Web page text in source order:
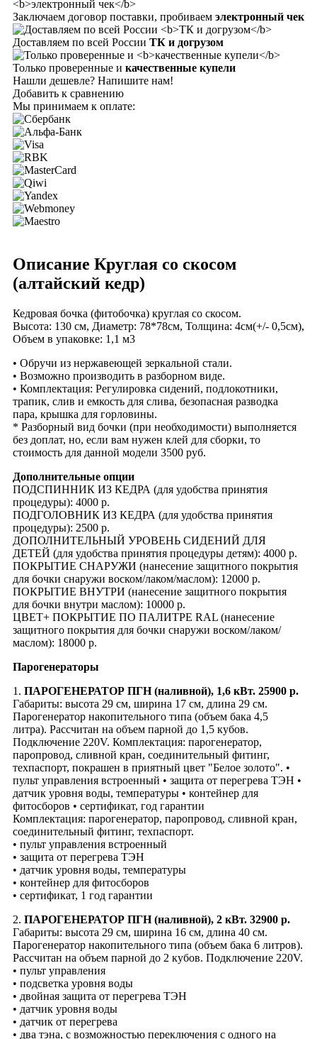
Заключаем договор поставки, пробиваем электронный чек
Доставляем по всей России ТК и догрузом
Только проверенные и качественные купели
Нашли дешевле? Напишите нам!
Добавить к сравнению
Мы принимаем к оплате:
Описание Круглая со скосом
(алтайский кедр)
Кедровая бочка (фитобочка) круглая со скосом.
Высота: 130 см, Диаметр: 78*78см, Толщина: 4см(+/- 0,5см),
Объем в упаковке: 1,1 м3
• Обручи из нержавеющей зеркальной стали.
• Возможно производить в разборном виде.
• Комплектация: Регулировка сидений, подлокотники,
трапик, слив и емкость для слива, безопасная разводка
пара, крышка для горловины.
* Разборный вид бочки (при необходимости) выполняется
без доплат, но, если вам нужен клей для сборки, то
стоимость для данной модели 3500 руб.
Дополнительные опции
ПОДСПИННИК ИЗ КЕДРА (для удобства принятия
процедуры): 4000 р.
ПОДГОЛОВНИК ИЗ КЕДРА (для удобства принятия
процедуры): 2500 р.
ДОПОЛНИТЕЛЬНЫЙ УРОВЕНЬ СИДЕНИЙ ДЛЯ
ДЕТЕЙ (для удобства принятия процедуры детям): 4000 р.
ПОКРЫТИЕ СНАРУЖИ (нанесение защитного покрытия
для бочки снаружи воском/лаком/маслом): 12000 р.
ПОКРЫТИЕ ВНУТРИ (нанесение защитного покрытия
для бочки внутри маслом): 10000 р.
ЦВЕТ+ ПОКРЫТИЕ ПО ПАЛИТРЕ RAL (нанесение
защитного покрытия для бочки снаружи воском/лаком/
маслом): 18000 р.
Парогенераторы
1. ПАРОГЕНЕРАТОР ПГН (наливной), 1,6 кВт. 25900 р.
Габариты: высота 29 см, ширина 17 см, длина 29 см.
Парогенератор накопительного типа (объем бака 4,5
литра). Рассчитан на объем парной до 1,5 кубов.
Подключение 220V. Комплектация: парогенератор,
паропровод, сливной кран, соединительный фитинг,
техпаспорт, покрашен в приятный цвет "Белое золото". •
пульт управления встроенный • защита от перегрева ТЭН •
датчик уровня воды, температуры • контейнер для
фитосборов • сертификат, год гарантии
Комплектация: парогенератор, паропровод, сливной кран,
соединительный фитинг, техпаспорт.
• пульт управления встроенный
• защита от перегрева ТЭН
• датчик уровня воды, температуры
• контейнер для фитосборов
• сертификат, 1 год гарантии
2. ПАРОГЕНЕРАТОР ПГН (наливной), 2 кВт. 32900 р.
Габариты: высота 29 см, ширина 16 см, длина 40 см.
Парогенератор накопительного типа (объем бака 6 литров).
Рассчитан на объем парной до 2 кубов. Подключение 220V.
• пульт управления
• подсветка уровня воды
• двойная защита от перегрева ТЭН
• датчик уровня воды
• датчик от перегрева
• два тэна, с возможностью переключения с одного на